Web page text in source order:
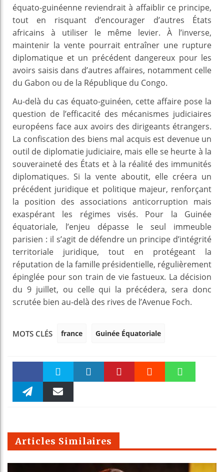
équato-guinéenne reviendrait à affaiblir ce principe,
tout en risquant d’encourager d’autres États
africains à utiliser le même levier. À l’inverse,
maintenir la vente pourrait entraîner une rupture
diplomatique et un précédent dangereux pour les
avoirs saisis dans d’autres affaires, notamment celle
du Gabon ou de la République du Congo.
Au-delà du cas équato-guinéen, cette affaire pose la
question de l’efficacité des mécanismes judiciaires
européens face aux avoirs des dirigeants étrangers.
La confiscation des biens mal acquis est devenue un
outil de diplomatie judiciaire, mais elle se heurte à la
souveraineté des États et à la réalité des immunités
diplomatiques. Si la vente aboutit, elle créera un
précédent juridique et politique majeur, renforçant
la position des associations anticorruption mais
exaspérant les régimes visés. Pour la Guinée
équatoriale, l’enjeu dépasse le seul immeuble
parisien : il s’agit de défendre un principe d’intégrité
territoriale juridique, tout en protégeant la
réputation de la famille présidentielle, régulièrement
épinglée pour son train de vie fastueux. La décision
du 9 juillet, ou celle qui la précédera, sera donc
scrutée bien au-delà des rives de l’Avenue Foch.
MOTS CLÉS france Guinée Équatoriale
Faceboo Twitter
m
Articles Similaires